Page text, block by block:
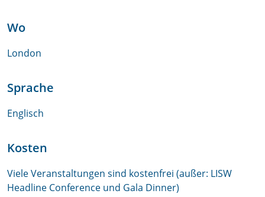
Wo
London
Sprache
Englisch
Kosten
Viele Veranstaltungen sind kostenfrei (außer: LISW
Headline Conference und Gala Dinner)